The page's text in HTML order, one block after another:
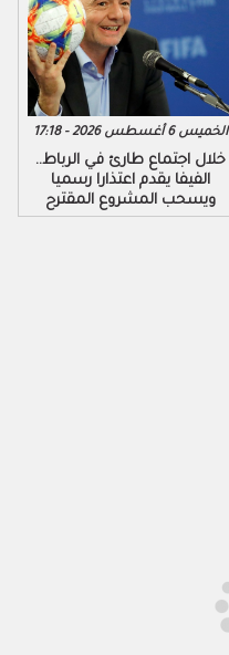
الخميس 6 أغسطس 2026 - 17:18
خلال اجتماع طارئ في الرباط..
الفيفا يقدم اعتذارا رسميا
ويسحب المشروع المقترح